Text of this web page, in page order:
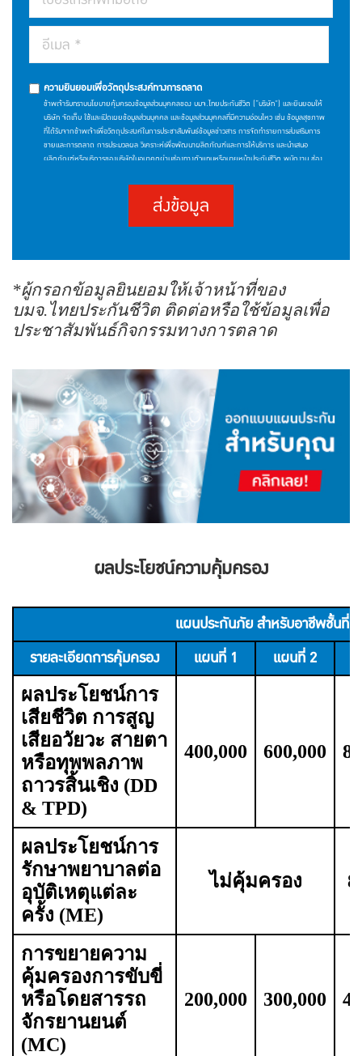
ความยินยอมเพื่อวัตถุประสงค์ทางการตลาด
ข้าพเจ้ารับทราบนโยบายคุ้มครองข้อมูลส่วนบุคคลของ บมจ.ไทยประกันชีวิต (“บริษัท”) และยินยอมให้
บริษัท จัดเก็บ ใช้และเปิดเผยข้อมูลส่วนบุคคล และข้อมูลส่วนบุคคลที่มีความอ่อนไหว เช่น ข้อมูลสุขภาพ
ที่ได้รับจากข้าพเจ้าเพื่อวัตถุประสงค์ในการประชาสัมพันธ์ข้อมูลข่าวสาร การจัดทำรายการส่งเสริมการ
ขายและการตลาด การประมวลผล วิเคราะห์เพื่อพัฒนาผลิตภัณฑ์และการให้บริการ และนำเสนอ
ผลิตภัณฑ์หรือบริการของบริษัทในอนาคตผ่านช่องทางตัวแทนหรือนายหน้าประกันชีวิต พนักงาน ช่อง
เจตนาให้ความยินยอมของข้าพเจ้า ซึ่งท่านสามารถศึกษารายละเอียดนโยบายคุ้มครองข้อมูลส่วนบุคคล
ของบริษัทและสิทธิของเจ้าของข้อมูลส่วนบุคคลได้ที่เว็บไซต์
(https://www.thailife.com/PrivacyPolicy)
ส่งข้อมูล
*ผู้กรอกข้อมูลยินยอมให้เจ้าหน้าที่ของ
บมจ.ไทยประกันชีวิต ติดต่อหรือใช้ข้อมูลเพื่อ
ประชาสัมพันธ์กิจกรรมทางการตลาด
ผลประโยชน์ความคุ้มครอง
แผนประกันภัย สำหรับอาชีพชั้นที่
รายละเอียดการคุ้มครอง
แผนที่ 1 แผนที่ 2
ผลประโยชน์การ
เสียชีวิต การสูญ
เสียอวัยวะ สายตา
หรือทุพพลภาพ
ถาวรสิ้นเชิง (DD
& TPD)
400,000 600,000
ผลประโยชน์การ
รักษาพยาบาลต่อ
อุบัติเหตุแต่ละ
ครั้ง (ME)
ไม่คุ้มครอง
การขยายความ
คุ้มครองการขับขี่
หรือโดยสารรถ
จักรยานยนต์
(MC)
200,000 300,000